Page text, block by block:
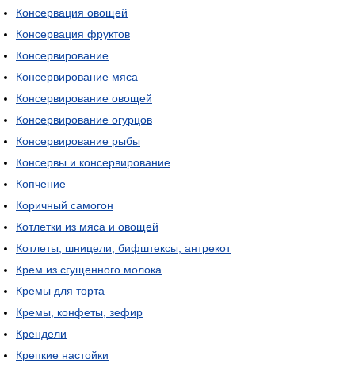
Консервация овощей
Консервация фруктов
Консервирование
Консервирование мяса
Консервирование овощей
Консервирование огурцов
Консервирование рыбы
Консервы и консервирование
Копчение
Коричный самогон
Котлетки из мяса и овощей
Котлеты, шницели, бифштексы, антрекот
Крем из сгущенного молока
Кремы для торта
Кремы, конфеты, зефир
Крендели
Крепкие настойки